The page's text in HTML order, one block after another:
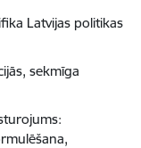
Latvijas politikas
sekmīga